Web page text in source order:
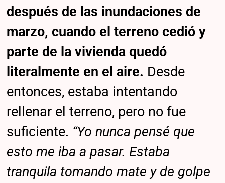
después de las inundaciones de
marzo, cuando el terreno cedió y
parte de la vivienda quedó
literalmente en el aire. Desde
entonces, estaba intentando
rellenar el terreno, pero no fue
suficiente. “Yo nunca pensé que
esto me iba a pasar. Estaba
tranquila tomando mate y de golpe